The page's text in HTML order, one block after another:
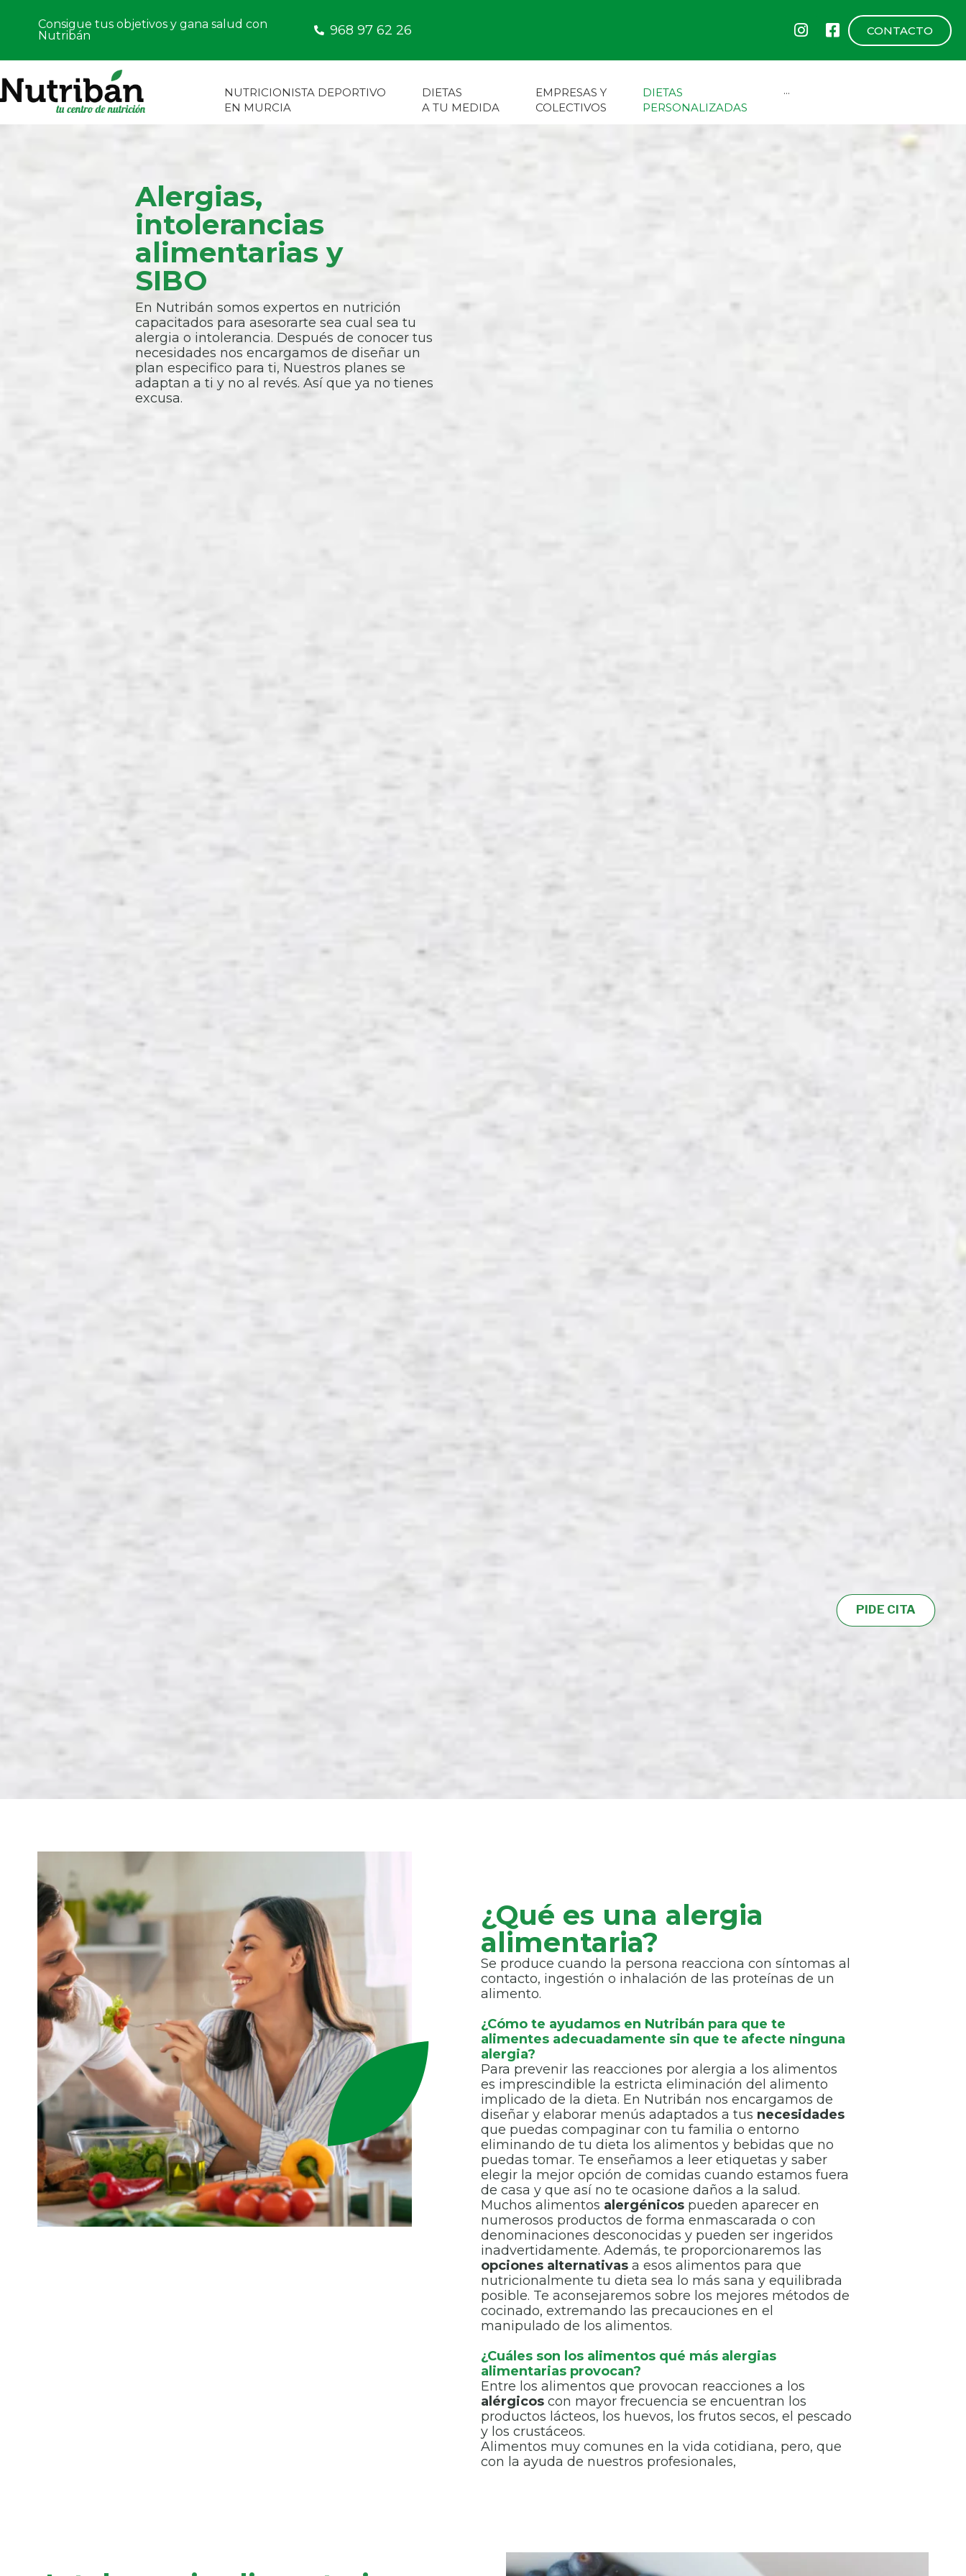
Consigue tus objetivos y gana salud con
Nutribán
968 97 62 26 CONTACTO
NUTRICIONISTA DEPORTIVO
EN MURCIA
DIETAS
A TU MEDIDA
EMPRESAS Y
COLECTIVOS
DIETAS
PERSONALIZADAS
···
Alergias,
intolerancias
alimentarias y
SIBO
En Nutribán somos expertos en nutrición
capacitados para asesorarte sea cual sea tu
alergia o intolerancia. Después de conocer tus
necesidades nos encargamos de diseñar un
plan especifico para ti, Nuestros planes se
adaptan a ti y no al revés. Así que ya no tienes
excusa.
¿Qué es una alergia
alimentaria?
Se produce cuando la persona reacciona con síntomas al
contacto, ingestión o inhalación de las proteínas de un
alimento.
¿Cómo te ayudamos en Nutribán para que te
alimentes adecuadamente sin que te afecte ninguna
alergia?
Para prevenir las reacciones por alergia a los alimentos
es imprescindible la estricta eliminación del alimento
implicado de la dieta. En Nutribán nos encargamos de
diseñar y elaborar menús adaptados a tus necesidades
que puedas compaginar con tu familia o entorno
eliminando de tu dieta los alimentos y bebidas que no
puedas tomar. Te enseñamos a leer etiquetas y saber
elegir la mejor opción de comidas cuando estamos fuera
de casa y que así no te ocasione daños a la salud.
Muchos alimentos alergénicospueden aparecer en
numerosos productos de forma enmascarada o con
denominaciones desconocidas y pueden ser ingeridos
inadvertidamente. Además, te proporcionaremos las
opciones alternativasa esos alimentos para que
nutricionalmente tu dieta sea lo más sana y equilibrada
posible. Te aconsejaremos sobre los mejores métodos de
cocinado, extremando las precauciones en el
manipulado de los alimentos.
¿Cuáles son los alimentos qué más alergias
alimentarias provocan?
Entre los alimentos que provocan reacciones a los
alérgicoscon mayor frecuencia se encuentran los
productos lácteos, los huevos, los frutos secos, el pescado
y los crustáceos.
Alimentos muy comunes en la vida cotidiana, pero, que
con la ayuda de nuestros profesionales,
PIDE CITA